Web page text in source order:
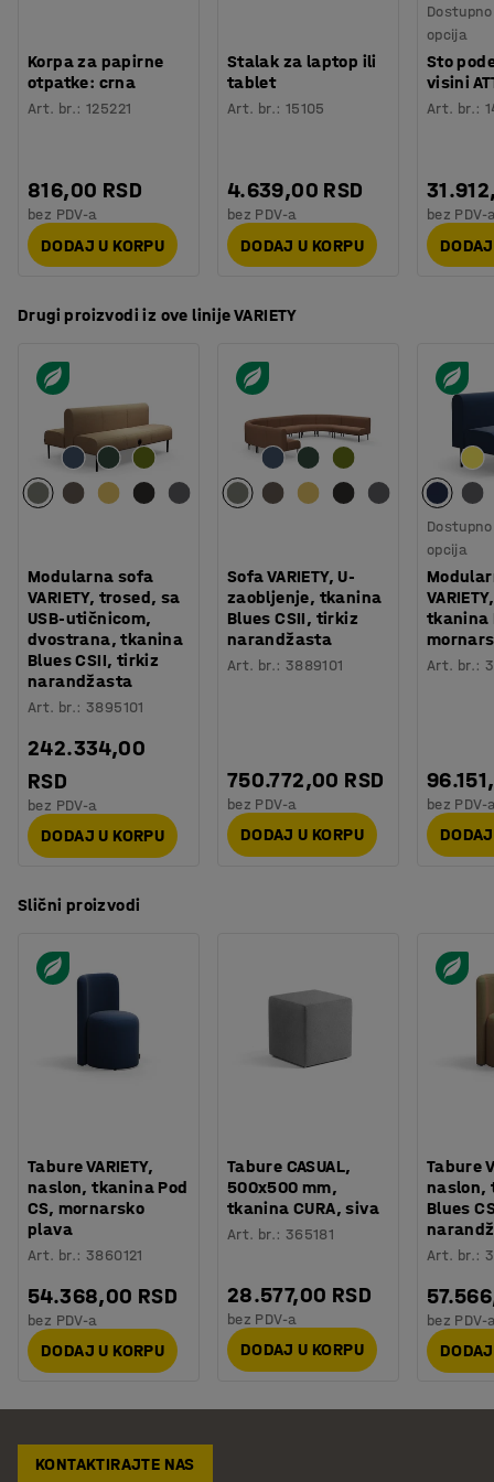
Serija se sastoji od sofa, pufova, taburea i klupa koje se
mogu kombinovati sa drugim jedinicama na beskrajne
načine za potpuno jedinstven prostor za sedenje.
Korpa za papirne
otpatke: crna
Art. br.:125221
816,00 RSD
bez PDV-a
DODAJ U KORPU
Stalak za laptop ili
tablet
Art. br.: 15105
4.639,00 RSD
bez PDV-a
DODAJ U KORPU
opcija
Sto
visini
Art. br.:
bez PDV-
Drugi proizvodi iz ove linije VARIETY
Modularna sofa
VARIETY, trosed, sa
USB-utičnicom,
dvostrana, tkanina
Blues CSII, tirkiz
narandžasta
Art. br.:3895101
242.334,00
RSD
bez PDV-a
DODAJ U KORPU
Sofa VARIETY, U-
zaobljenje, tkanina
Blues CSII, tirkiz
narandžasta
Art. br.: 3889101
750.772,00 RSD
bez PDV-a
DODAJ U KORPU
opcija
tkanina
Art. br.:
bez PDV-
Slični proizvodi
Tabure VARIETY,
naslon, tkanina Pod
CS, mornarsko
plava
Art. br.:3860121
54.368,00 RSD
bez PDV-a
DODAJ U KORPU
Tabure CASUAL,
500x500 mm,
tkanina CURA, siva
Art. br.: 365181
28.577,00 RSD
bez PDV-a
DODAJ U KORPU
Tabure
naslon,
Blues
Art. br.:
bez PDV-
KONTAKTIRAJTE NAS